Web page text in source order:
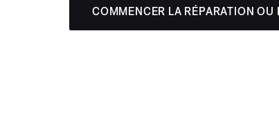
COMMENCER LA RÉPARATION OU